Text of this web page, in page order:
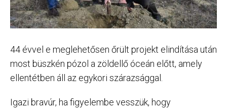
44 évvel e meglehetősen őrült projekt elindítása után
most büszkén pózol a zöldellő óceán előtt, amely
ellentétben áll az egykori szárazsággal.
Igazi bravúr, ha figyelembe vesszük, hogy